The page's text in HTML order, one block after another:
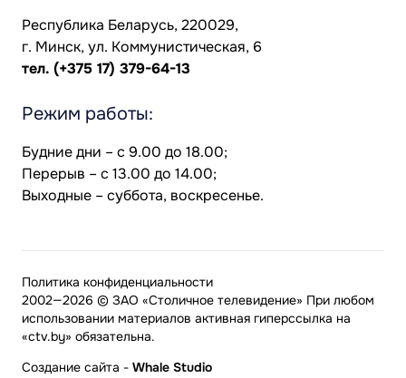
Республика Беларусь, 220029,
г. Минск, ул. Коммунистическая, 6
тел. (+375 17) 379-64-13
Режим работы:
Будние дни – с 9.00 до 18.00;
Перерыв – с 13.00 до 14.00;
Выходные – суббота, воскресенье.
2002—2026 © ЗАО «Столичное телевидение» При любом
использовании материалов активная гиперссылка на
«ctv.by» обязательна.
Политика конфиденциальности
Создание сайта - Whale Studio